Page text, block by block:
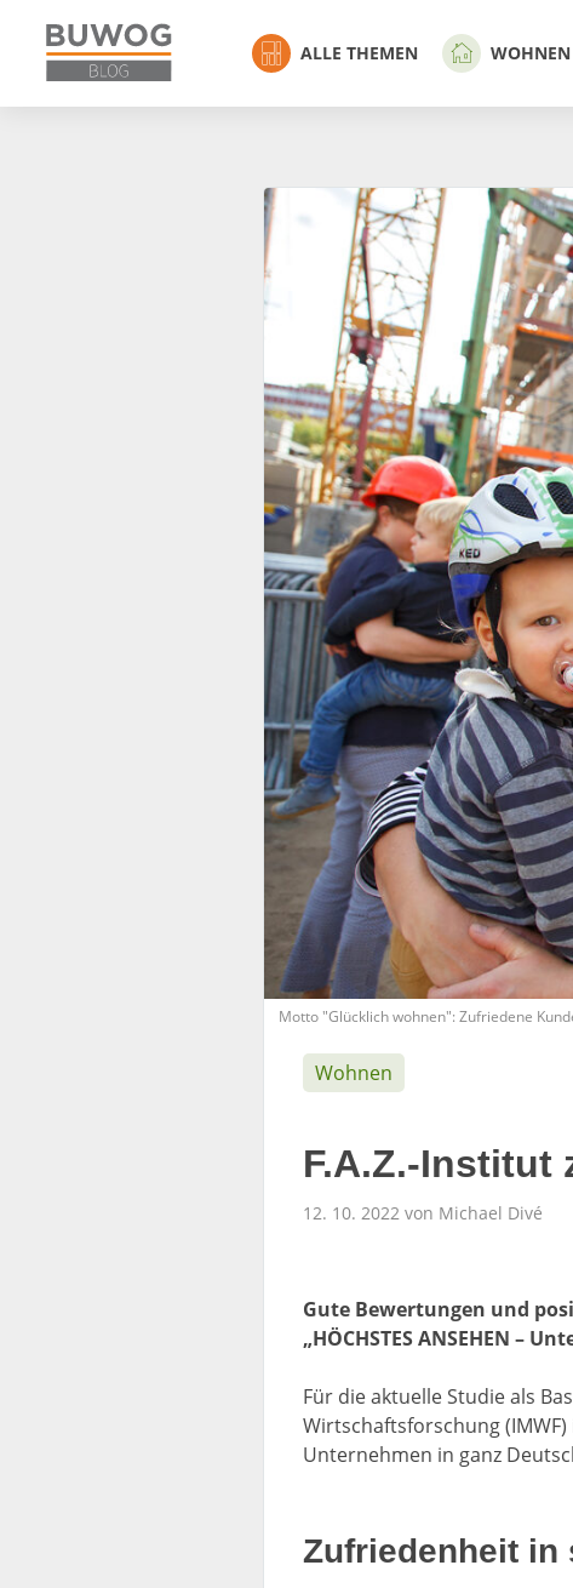
ALLE THEMEN WOHNEN
Motto "Glücklich wohnen": Zufriedene
Wohnen
F.A.Z.-Institut
12. 10. 2022 von Michael Divé
Gute Bewertungen und
„HÖCHSTES ANSEHEN –
Für die aktuelle Studie als
Wirtschaftsforschung
Unternehmen in ganz
Zufriedenheit in